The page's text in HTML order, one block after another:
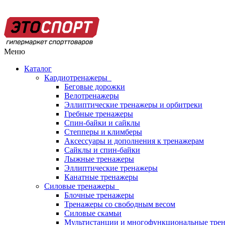
Меню
Каталог
Кардиотренажеры
Беговые дорожки
Велотренажеры
Эллиптические тренажеры и орбитреки
Гребные тренажеры
Спин-байки и сайклы
Степперы и климберы
Аксессуары и дополнения к тренажерам
Сайклы и спин-байки
Лыжные тренажеры
Эллиптические тренажеры
Канатные тренажеры
Силовые тренажеры
Блочные тренажеры
Тренажеры со свободным весом
Силовые скамьи
Мультистанции и многофункциональные